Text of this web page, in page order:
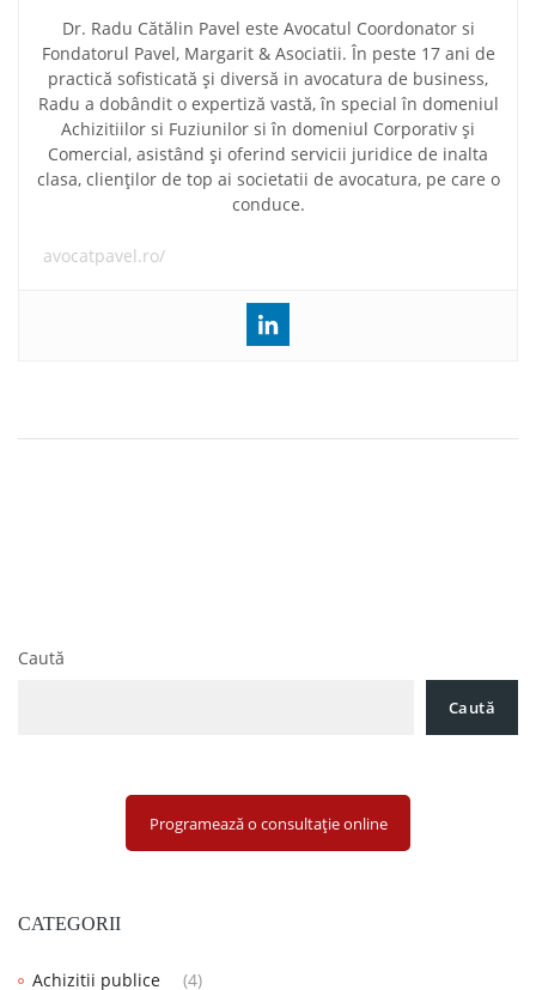
Dr. Radu Cătălin Pavel este Avocatul Coordonator si
Fondatorul Pavel, Margarit & Asociatii. În peste 17 ani de
practică sofisticată și diversă in avocatura de business,
Radu a dobândit o expertiză vastă, în special în domeniul
Achizitiilor si Fuziunilor si în domeniul Corporativ și
Comercial, asistând și oferind servicii juridice de inalta
clasa, clienților de top ai societatii de avocatura, pe care o
conduce.
avocatpavel.ro/
Caută
Caută
Programează o consultație online
CATEGORII
Achizitii publice (4)